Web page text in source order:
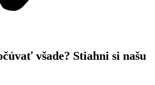
všade? Stiahni si našu